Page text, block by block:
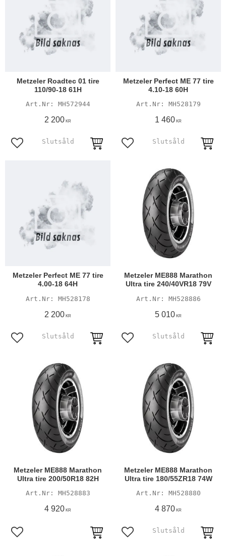
Metzeler Roadtec 01 tire
110/90-18 61H
MH572944
2 200 KR
Lägg till i favoriter
Metzeler Perfect ME 77 tire
4.10-18 60H
MH528179
1 460 KR
Lägg till i favoriter
Metzeler Perfect ME 77 tire
4.00-18 64H
MH528178
2 200 KR
Lägg till i favoriter
Metzeler ME888 Marathon
Ultra tire 240/40VR18 79V
MH528886
5 010 KR
Lägg till i favoriter
Metzeler ME888 Marathon
Ultra tire 200/50R18 82H
MH528883
4 920 KR
Lägg till i favoriter
Metzeler ME888 Marathon
Ultra tire 180/55ZR18 74W
MH528880
4 870 KR
Lägg till i favoriter